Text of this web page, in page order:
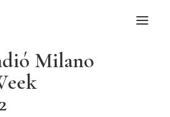
CONTEMPORÁNEA
dió Milano
eek